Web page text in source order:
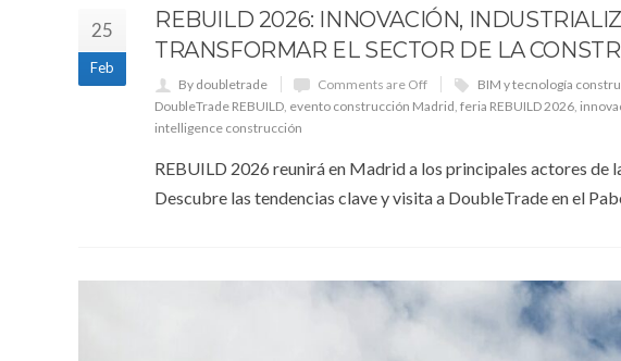
25
Feb
REBUILD 2026: INNOVACIÓN,
TRANSFORMAR EL SECTOR DE LA
By doubletrade Comments are Off BIM y tecnología
DoubleTrade REBUILD evento construcción Madrid feria REBUILD 2026
intelligence construcción
REBUILD 2026 reunirá en Madrid a los principales actores de
Descubre las tendencias clave y visita a DoubleTrade en el